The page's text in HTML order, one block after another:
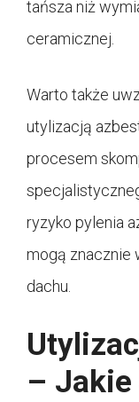
tańsza niż
ceramicznej.
Warto także
utylizacją
procesem
ryzyko pylenia
mogą znacznie
dachu.
– Jakie